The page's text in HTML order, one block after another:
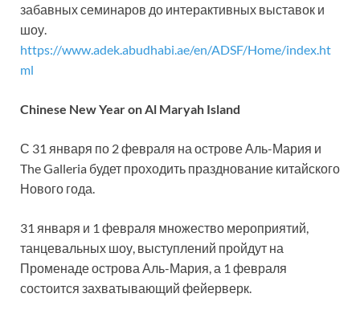
забавных семинаров до интерактивных выставок и
шоу.
https://www.adek.abudhabi.ae/en/ADSF/Home/index.ht
ml
Chinese New Year on Al Maryah Island
С 31 января по 2 февраля на острове Аль-Мария и
The Galleria будет проходить празднование китайского
Нового года.
31 января и 1 февраля множество мероприятий,
танцевальных шоу, выступлений пройдут на
Променаде острова Аль-Мария, а 1 февраля
состоится захватывающий фейерверк.